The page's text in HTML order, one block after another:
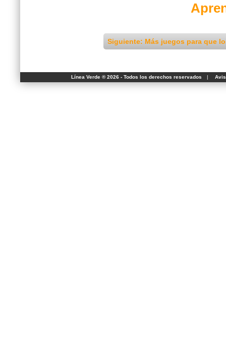
Siguiente: Más juegos para que
Línea Verde ® 2026 - Todos los derechos reservados |